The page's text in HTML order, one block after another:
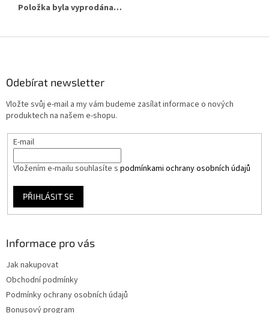
Položka byla vyprodána…
Odebírat newsletter
Vložte svůj e-mail a my vám budeme zasílat informace o nových
produktech na našem e-shopu.
E-mail
Vložením e-mailu souhlasíte s podmínkami ochrany osobních údajů
PŘIHLÁSIT SE
Informace pro vás
Jak nakupovat
Obchodní podmínky
Podmínky ochrany osobních údajů
Bonusový program